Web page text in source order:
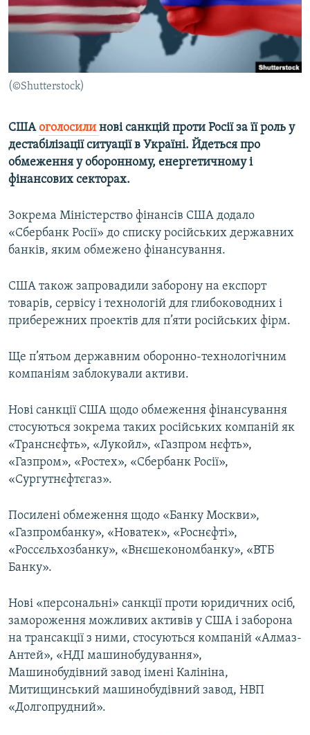
ВІДЕОУРОКИ «ELIFBE»
СВІДЧЕННЯ ОКУПАЦІЇ
УКРАЇНСЬКА ПРОБЛЕМА КРИМУ
ІНФОГРАФІКА
Русский
ДОЛУЧАЙСЯ!
Усі сайти RFE/RL
(©Shutterstock)
СШАоголосили нові санкцій проти Росії за її роль у
дестабілізації ситуації в Україні. Йдеться про
обмеження у оборонному, енергетичному і
фінансових секторах.
Зокрема Міністерство фінансів США додало
«Сбербанк Росії» до списку російських державних
банків, яким обмежено фінансування.
США також запровадили заборону на експорт
товарів, сервісу і технологій для глибоководних і
прибережних проектів для п’яти російських фірм.
Ще п’ятьом державним оборонно-технологічним
компаніям заблокували активи.
Нові санкції США щодо обмеження фінансування
стосуються зокрема таких російських компаній як
«Транснєфть», «Лукойл», «Газпром нєфть»,
«Газпром», «Ростех», «Сбербанк Росії»,
«Сургутнєфтєгаз».
Посилені обмеження щодо «Банку Москви»,
«Газпромбанку», «Новатек», «Роснєфті»,
«Россєльхозбанку», «Внєшекономбанку», «ВТБ
Банку».
Нові «персональні» санкції проти юридичних осіб,
замороження можливих активів у США і заборона
на трансакції з ними, стосуються компаній «Алмаз-
Антей», «НДІ машинобудування»,
Машинобудівний завод імені Калініна,
Митищинський машинобудівний завод, НВП
«Долгопрудний».